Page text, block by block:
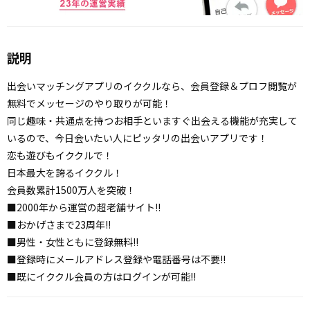
説明
出会いマッチングアプリのイククルなら、会員登録＆プロフ閲覧が
無料でメッセージのやり取りが可能！
同じ趣味・共通点を持つお相手といますぐ出会える機能が充実して
いるので、今日会いたい人にピッタリの出会いアプリです！
恋も遊びもイククルで！
日本最大を誇るイククル！
会員数累計1500万人を突破！
■2000年から運営の超老舗サイト!!
■おかげさまで23周年!!
■男性・女性ともに登録無料!!
■登録時にメールアドレス登録や電話番号は不要!!
■既にイククル会員の方はログインが可能!!